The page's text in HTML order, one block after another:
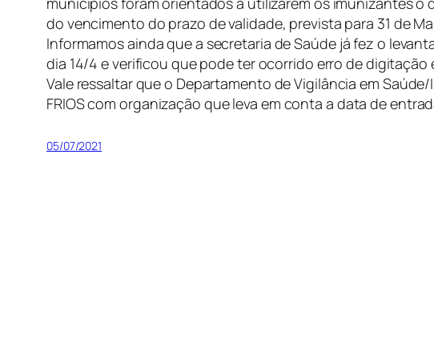
do vencimento do prazo de validade, prevista para 31 de
Informamos ainda que a secretaria de Saúde já fez o
dia 14/4 e verificou que pode ter ocorrido erro de
Vale ressaltar que o Departamento de Vigilância em
FRIOS com organização que leva em conta a data de
05/07/2021